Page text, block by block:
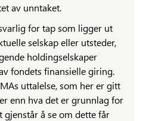
av unntaket.
for tap som ligger ut
selskap eller utsteder,
holdingselskaper
fondets finansielle giring.
uttalelse, som her er gitt
enn hva det er grunnlag for
gjenstår å se om dette får